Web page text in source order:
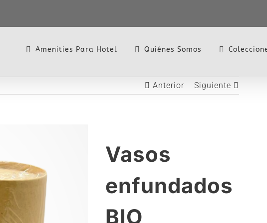
Amenities Para Hotel Quiénes Somos
Anterior Siguiente
Vasos
enfundados
BIO